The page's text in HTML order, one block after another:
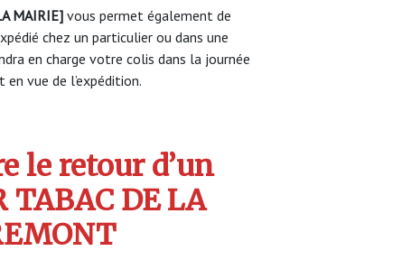
MAIRIE] vous permet également de
chez un particulier ou dans une
en charge votre colis dans la journée
vue de l’expédition.
le retour d’un
TABAC DE LA